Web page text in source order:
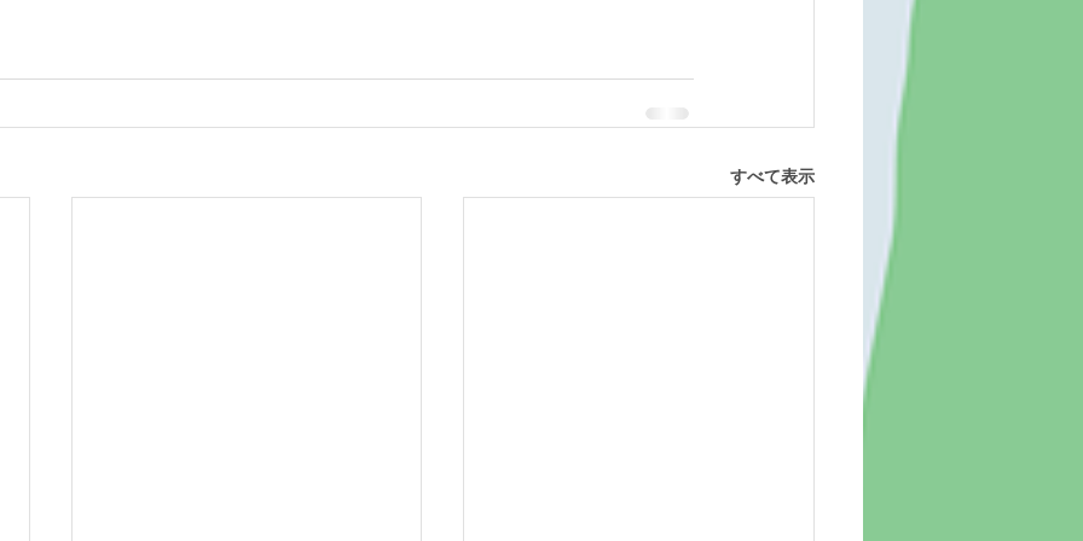
すべて表示